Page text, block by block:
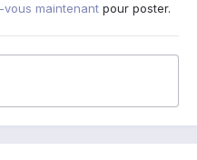
maintenant pour poster.